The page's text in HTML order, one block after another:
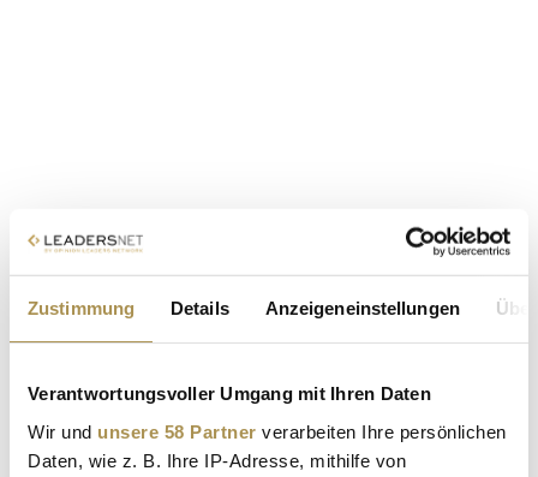
Zustimmung Details Anzeigeneinstellungen
Verantwortungsvoller Umgang mit Ihren Daten
Wir und unsere 58 Partner verarbeiten Ihre persönlichen
Daten, wie z. B. Ihre IP-Adresse, mithilfe von